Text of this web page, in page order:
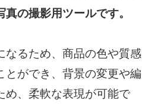
の撮影用ツールです。
なるため、商品の色や質感
とができ、背景の変更や編
め、柔軟な表現が可能で